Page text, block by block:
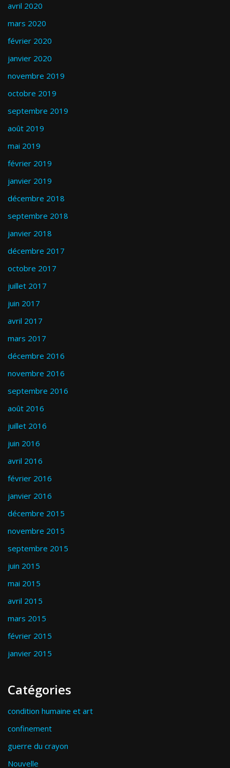
avril 2020
mars 2020
février 2020
janvier 2020
novembre 2019
octobre 2019
septembre 2019
août 2019
mai 2019
février 2019
janvier 2019
décembre 2018
septembre 2018
janvier 2018
décembre 2017
octobre 2017
juillet 2017
juin 2017
avril 2017
mars 2017
décembre 2016
novembre 2016
septembre 2016
août 2016
juillet 2016
juin 2016
avril 2016
février 2016
janvier 2016
décembre 2015
novembre 2015
septembre 2015
juin 2015
mai 2015
avril 2015
mars 2015
février 2015
janvier 2015
Catégories
condition humaine et art
confinement
guerre du crayon
Nouvelle